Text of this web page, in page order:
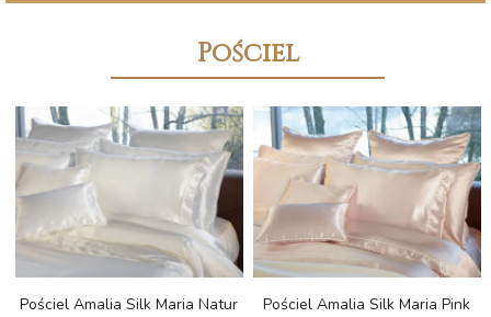
Pościel
Pościel Amalia Silk Maria Natur Pościel Amalia Silk Maria Pink